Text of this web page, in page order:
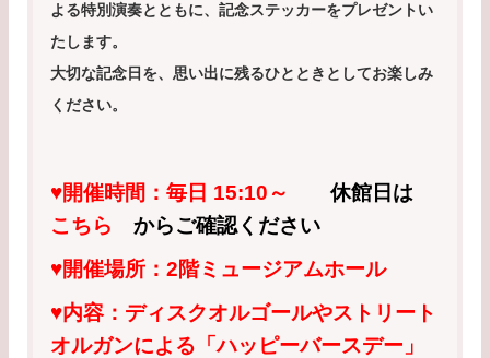
よる特別演奏とともに、記念ステッカーをプレゼントい
たします。
大切な記念日を、思い出に残るひとときとしてお楽しみ
ください。
♥開催時間：毎日 15:10～ 休館日は
こちら
からご確認ください
♥開催場所：2階ミュージアムホール
♥内容：ディスクオルゴールやストリート
オルガンによる「ハッピーバースデー」